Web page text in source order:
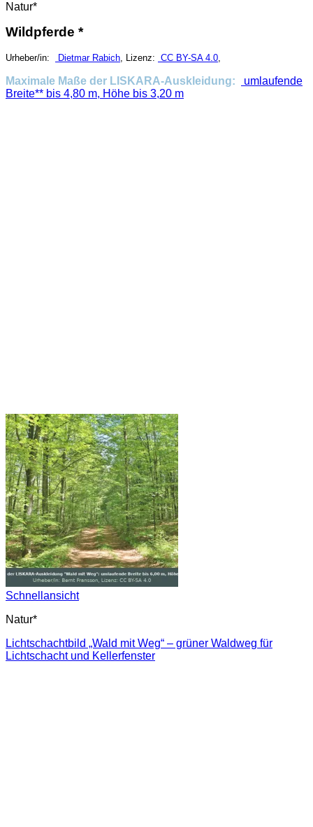
Natur*
Wildpferde *
Urheber/in: Dietmar Rabich, Lizenz: CC BY-SA 4.0,
Maximale Maße der LISKARA-Auskleidung:
umlaufende
Breite** bis 4,80 m, Höhe bis 3,20 m
Schnellansicht
Natur*
Lichtschachtbild „Wald mit Weg“ – grüner Waldweg für
Lichtschacht und Kellerfenster